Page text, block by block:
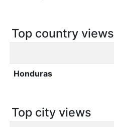
Top country views
Honduras
Top city views